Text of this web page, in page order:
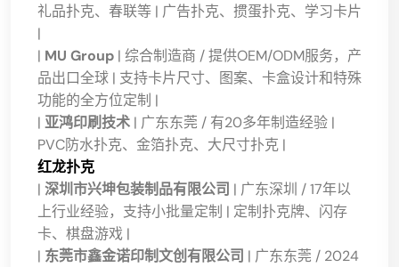
礼品扑克、春联等 | 广告扑克、掼蛋扑克、学习卡片
|
| MU Group | 综合制造商 / 提供OEM/ODM服务，产
品出口全球 | 支持卡片尺寸、图案、卡盒设计和特殊
功能的全方位定制 |
| 亚鸿印刷技术 | 广东东莞 / 有20多年制造经验 |
PVC防水扑克、金箔扑克、大尺寸扑克 |
红龙扑克
| 深圳市兴坤包装制品有限公司 | 广东深圳 / 17年以
上行业经验，支持小批量定制 | 定制扑克牌、闪存
卡、棋盘游戏 |
| 东莞市鑫金诺印制文创有限公司 | 广东东莞 / 2024